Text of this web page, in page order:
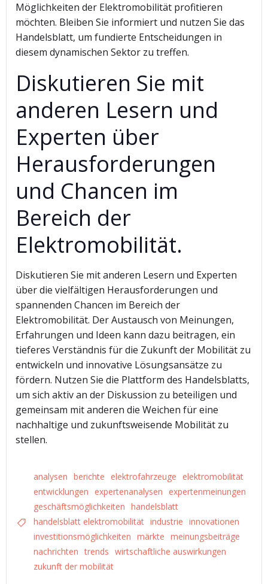
Möglichkeiten der Elektromobilität profitieren
möchten. Bleiben Sie informiert und nutzen Sie das
Handelsblatt, um fundierte Entscheidungen in
diesem dynamischen Sektor zu treffen.
Diskutieren Sie mit
anderen Lesern und
Experten über
Herausforderungen
und Chancen im
Bereich der
Elektromobilität.
Diskutieren Sie mit anderen Lesern und Experten
über die vielfältigen Herausforderungen und
spannenden Chancen im Bereich der
Elektromobilität. Der Austausch von Meinungen,
Erfahrungen und Ideen kann dazu beitragen, ein
tieferes Verständnis für die Zukunft der Mobilität zu
entwickeln und innovative Lösungsansätze zu
fördern. Nutzen Sie die Plattform des Handelsblatts,
um sich aktiv an der Diskussion zu beteiligen und
gemeinsam mit anderen die Weichen für eine
nachhaltige und zukunftsweisende Mobilität zu
stellen.
analysen berichte elektrofahrzeuge
elektromobilität
entwicklungen
expertenanalysen
expertenmeinungen
geschäftsmöglichkeiten handelsblatt
handelsblatt elektromobilität industrie innovationen
investitionsmöglichkeiten märkte meinungsbeiträge
nachrichten trends wirtschaftliche auswirkungen
zukunft der mobilität